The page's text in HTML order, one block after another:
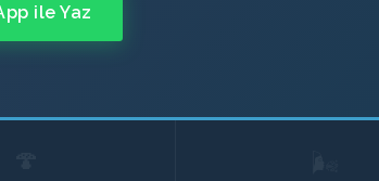
ile Yaz